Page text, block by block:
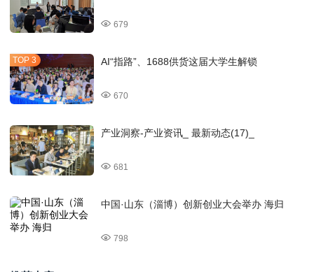
679
AI“指路”、1688供货这届大学生解锁
670
产业洞察-产业资讯_ 最新动态(17)_
681
中国·山东（淄博）创新创业大会举办 海归
798